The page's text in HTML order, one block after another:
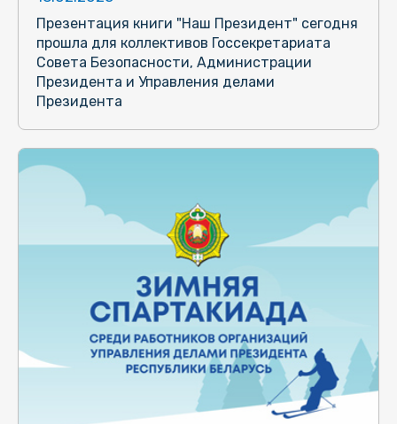
Презентация книги "Наш Президент" сегодня
прошла для коллективов Госсекретариата
Совета Безопасности, Администрации
Президента и Управления делами
Президента